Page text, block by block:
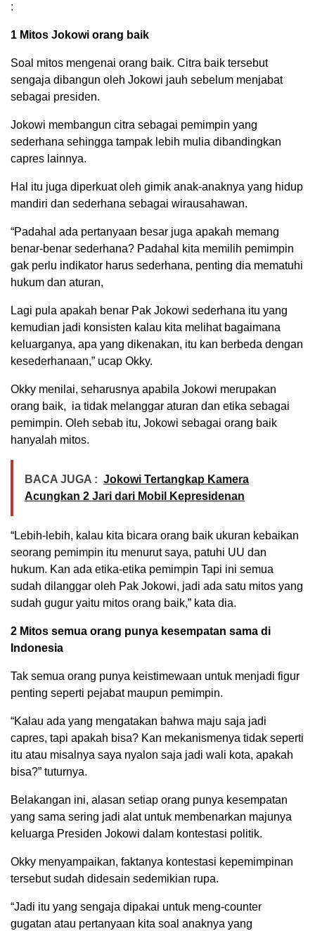
:
1 Mitos Jokowi orang baik
Soal mitos mengenai orang baik. Citra baik tersebut
sengaja dibangun oleh Jokowi jauh sebelum menjabat
sebagai presiden.
Jokowi membangun citra sebagai pemimpin yang
sederhana sehingga tampak lebih mulia dibandingkan
capres lainnya.
Hal itu juga diperkuat oleh gimik anak-anaknya yang hidup
mandiri dan sederhana sebagai wirausahawan.
“Padahal ada pertanyaan besar juga apakah memang
benar-benar sederhana? Padahal kita memilih pemimpin
gak perlu indikator harus sederhana, penting dia mematuhi
hukum dan aturan,
Lagi pula apakah benar Pak Jokowi sederhana itu yang
kemudian jadi konsisten kalau kita melihat bagaimana
keluarganya, apa yang dikenakan, itu kan berbeda dengan
kesederhanaan,” ucap Okky.
Okky menilai, seharusnya apabila Jokowi merupakan
orang baik, ia tidak melanggar aturan dan etika sebagai
pemimpin. Oleh sebab itu, Jokowi sebagai orang baik
hanyalah mitos.
BACA JUGA : Jokowi Tertangkap Kamera
Acungkan 2 Jari dari Mobil Kepresidenan
“Lebih-lebih, kalau kita bicara orang baik ukuran kebaikan
seorang pemimpin itu menurut saya, patuhi UU dan
hukum. Kan ada etika-etika pemimpin Tapi ini semua
sudah dilanggar oleh Pak Jokowi, jadi ada satu mitos yang
sudah gugur yaitu mitos orang baik,” kata dia.
2 Mitos semua orang punya kesempatan sama di
Indonesia
Tak semua orang punya keistimewaan untuk menjadi figur
penting seperti pejabat maupun pemimpin.
“Kalau ada yang mengatakan bahwa maju saja jadi
capres, tapi apakah bisa? Kan mekanismenya tidak seperti
itu atau misalnya saya nyalon saja jadi wali kota, apakah
bisa?” tuturnya.
Belakangan ini, alasan setiap orang punya kesempatan
yang sama sering jadi alat untuk membenarkan majunya
keluarga Presiden Jokowi dalam kontestasi politik.
Okky menyampaikan, faktanya kontestasi kepemimpinan
tersebut sudah didesain sedemikian rupa.
“Jadi itu yang sengaja dipakai untuk meng-counter
gugatan atau pertanyaan kita soal anaknya yang